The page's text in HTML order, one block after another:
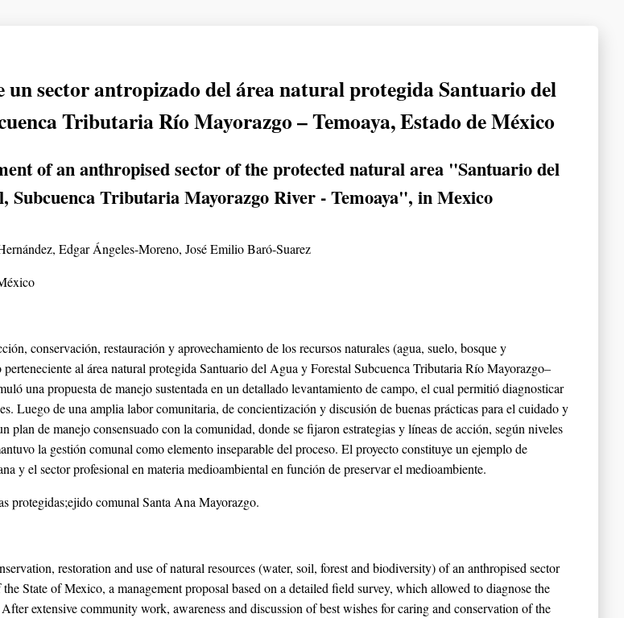
sector antropizado del área natural protegida Santuario del
Tributaria Río Mayorazgo – Temoaya, Estado de México
of an anthropised sector of the protected natural area "Santuario del
Subcuenca Tributaria Mayorazgo River - Temoaya", in Mexico
Edgar Ángeles-Moreno, José Emilio Baró-Suarez
conservación, restauración y aprovechamiento de los recursos naturales (agua, suelo, bosque y
al área natural protegida Santuario del Agua y Forestal Subcuenca Tributaria Río Mayorazgo–
una propuesta de manejo sustentada en un detallado levantamiento de campo, el cual permitió diagnosticar
Luego de una amplia labor comunitaria, de concientización y discusión de buenas prácticas para el cuidado y
plan de manejo consensuado con la comunidad, donde se fijaron estrategias y líneas de acción, según niveles
la gestión comunal como elemento inseparable del proceso. El proyecto constituye un ejemplo de
y el sector profesional en materia medioambiental en función de preservar el medioambiente.
protegidas;ejido comunal Santa Ana Mayorazgo.
restoration and use of natural resources (water, soil, forest and biodiversity) of an anthropised sector
State of Mexico, a management proposal based on a detailed field survey, which allowed to diagnose the
extensive community work, awareness and discussion of best wishes for caring and conservation of the